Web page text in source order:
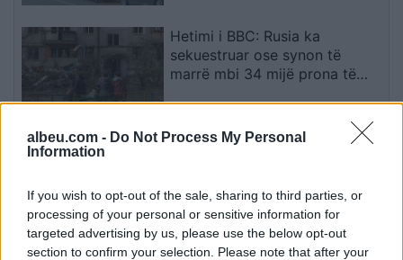
albeu.com - Do Not Process My Personal
Information
If you wish to opt-out of the sale, sharing to third parties, or
processing of your personal or sensitive information for
targeted advertising by us, please use the below opt-out
section to confirm your selection. Please note that after your
Hetimi i BBC: Rusia ka
sekuestruar ose synon të
marrë mbi 34 mijë prona të
Gjendet pa shenja jete në